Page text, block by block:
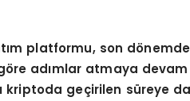
platformu, son dö
öre adımlar atmaya
kriptoda geçirilen süreye